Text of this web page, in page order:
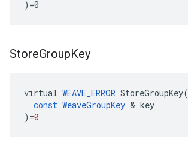
)=0
StoreGroupKey
virtual WEAVE_ERROR StoreGroupKey(
const WeaveGroupKey & key
) =0